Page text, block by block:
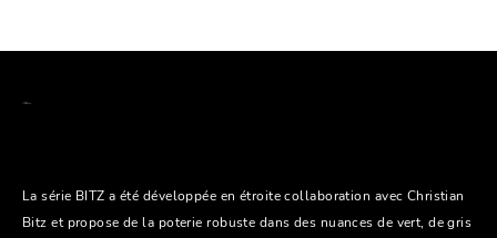
La série BITZ a été développée en étroite collaboration avec Christian
Bitz et propose de la poterie robuste dans des nuances de vert, de gris